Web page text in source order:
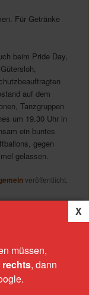
Für Getränke
beim Pride Day,
auf dem
Tanzgruppen
um 19.30 Uhr in
ein buntes
gegen
gelassen.
veröffentlicht.
müssen,
rechts, dann